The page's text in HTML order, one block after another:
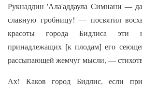
Рукнаддин 'Ала'аддаула Симнани —
славную гробницу! — посвятил
красоты города Бидлиса эти
принадлежащих [к плодам] его
рассыпающей жемчуг мысли, —
Ах! Каков город Бидлис, если